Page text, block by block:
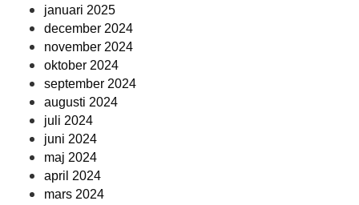
januari 2025
december 2024
november 2024
oktober 2024
september 2024
augusti 2024
juli 2024
juni 2024
maj 2024
april 2024
mars 2024